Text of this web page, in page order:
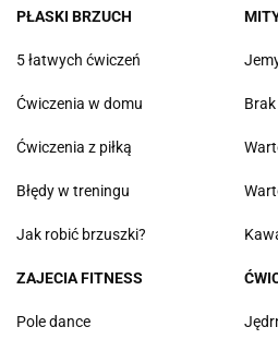
PŁASKI BRZUCH
5 łatwych ćwiczeń
Ćwiczenia w domu
Ćwiczenia z piłką
Błędy w treningu
Jak robić brzuszki?
ZAJECIA FITNESS
Pole dance